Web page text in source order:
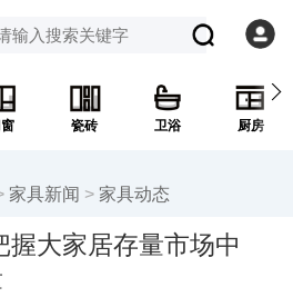
瓷砖 卫浴 厨房
家具新闻 > 家具动态
握大家居存量市场中